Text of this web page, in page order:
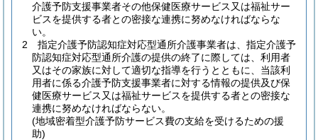
介護予防支援事業者その他保健医療サービス又は福祉サー
ビスを提供する者との密接な連携に努めなければならな
い。
2
指定介護予防認知症対応型通所介護事業者は、指定介護予
防認知症対応型通所介護の提供の終了に際しては、利用者
又はその家族に対して適切な指導を行うとともに、当該利
用者に係る介護予防支援事業者に対する情報の提供及び保
健医療サービス又は福祉サービスを提供する者との密接な
連携に努めなければならない。
(地域密着型介護予防サービス費の支給を受けるための援
助)